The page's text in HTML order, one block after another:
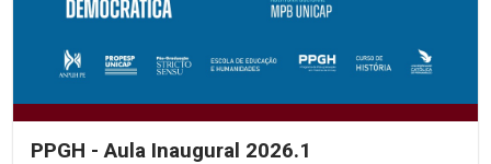
PPGH - Aula Inaugural 2026.1